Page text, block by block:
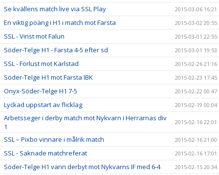
Se kvällens match live via SSL Play 2015-03-06 16:21
En viktig poäng i H1 i match mot Farsta 2015-03-02 20:55
SSL - Vinst mot Falun 2015-03-01 22:55
Söder-Telge H1 - Farsta 4-5 efter sd 2015-03-01 19:53
SSL - Förlust mot Karlstad 2015-02-26 21:16
Söder-Telge H1 mot Farsta IBK 2015-02-23 17:45
Onyx-Söder-Telge H1 7-5 2015-02-22 00:47
Lyckad uppstart av flicklag 2015-02-19 00:04
Arbetsseger i derby match mot Nykvarn i Herrarnas div
1
2015-02-16 22:01
SSL – Pixbo vinnare i målrik match 2015-02-16 21:00
SSL - Saknade matchreferat 2015-02-16 17:01
Söder-Telge H1 vann derbyt mot Nykvarns IF med 6-4 2015-02-15 20:34